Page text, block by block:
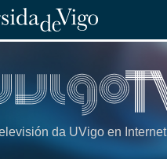
da UVigo en Internet